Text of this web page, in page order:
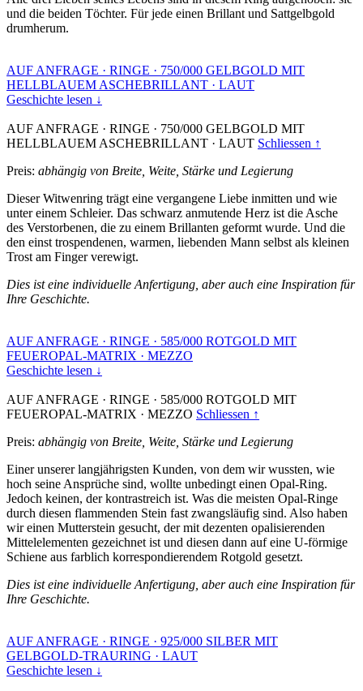
und die beiden Töchter. Für jede einen Brillant und Sattgelbgold
drumherum.
AUF ANFRAGE · RINGE · 750/000 GELBGOLD MIT
HELLBLAUEM ASCHEBRILLANT · LAUT
Geschichte lesen ↓
AUF ANFRAGE · RINGE · 750/000 GELBGOLD MIT
HELLBLAUEM ASCHEBRILLANT · LAUT Schliessen ↑
Preis: abhängig von Breite, Weite, Stärke und Legierung
Dieser Witwenring trägt eine vergangene Liebe inmitten und wie
unter einem Schleier. Das schwarz anmutende Herz ist die Asche
des Verstorbenen, die zu einem Brillanten geformt wurde. Und die
den einst trospendenen, warmen, liebenden Mann selbst als kleinen
Trost am Finger verewigt.
Dies ist eine individuelle Anfertigung, aber auch eine Inspiration für
Ihre Geschichte.
AUF ANFRAGE · RINGE · 585/000 ROTGOLD MIT
FEUEROPAL-MATRIX · MEZZO
Geschichte lesen ↓
AUF ANFRAGE · RINGE · 585/000 ROTGOLD MIT
FEUEROPAL-MATRIX · MEZZO Schliessen ↑
Preis: abhängig von Breite, Weite, Stärke und Legierung
Einer unserer langjährigsten Kunden, von dem wir wussten, wie
hoch seine Ansprüche sind, wollte unbedingt einen Opal-Ring.
Jedoch keinen, der kontrastreich ist. Was die meisten Opal-Ringe
durch diesen flammenden Stein fast zwangsläufig sind. Also haben
wir einen Mutterstein gesucht, der mit dezenten opalisierenden
Mittelelementen gezeichnet ist und diesen dann auf eine U-förmige
Schiene aus farblich korrespondierendem Rotgold gesetzt.
Dies ist eine individuelle Anfertigung, aber auch eine Inspiration für
Ihre Geschichte.
AUF ANFRAGE · RINGE · 925/000 SILBER MIT
GELBGOLD-TRAURING · LAUT
Geschichte lesen ↓